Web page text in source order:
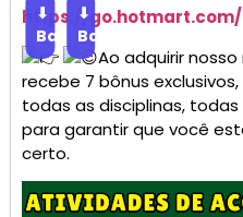
https://go.hotmart.com/
⬇
Baixar
⬇
Baixar
Ao adquirir
recebe 7 bônus
todas as disciplinas,
para garantir que você
certo.